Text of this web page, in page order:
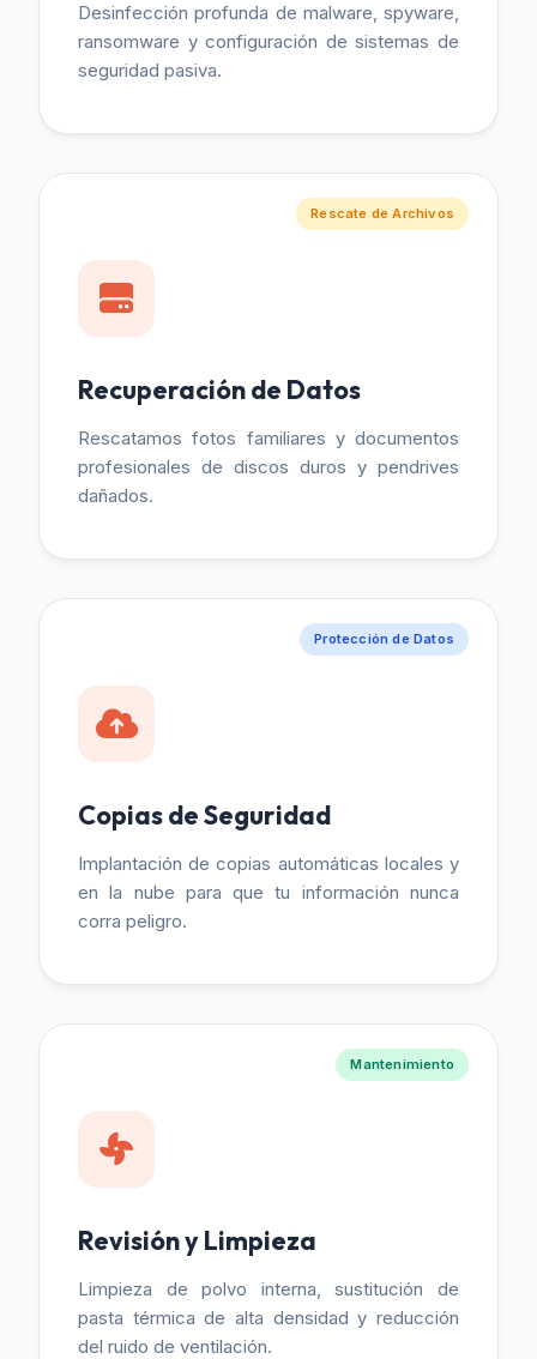
Desinfección profunda de malware, spyware,
ransomware y configuración de sistemas de
seguridad pasiva.
Rescate de Archivos
Recuperación de Datos
Rescatamos fotos familiares y documentos
profesionales de discos duros y pendrives
dañados.
Protección de Datos
Copias de Seguridad
Implantación de copias automáticas locales y
en la nube para que tu información nunca
corra peligro.
Mantenimiento
Revisión y Limpieza
Limpieza de polvo interna, sustitución de
pasta térmica de alta densidad y reducción
del ruido de ventilación.